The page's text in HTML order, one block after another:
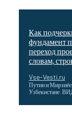
Как
фундамент
переход
словам,
Vse-Vesti.ru
Путин и
Узбекистане.